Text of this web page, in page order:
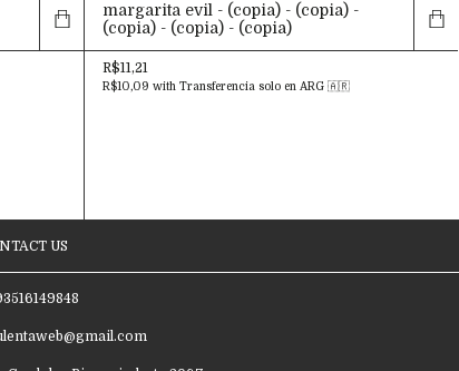
margarita evil - (copia) - (copia) -
(copia) - (copia) - (copia)
R$11,21
R$10,09 with Transferencia solo en ARG 🇦🇷
US